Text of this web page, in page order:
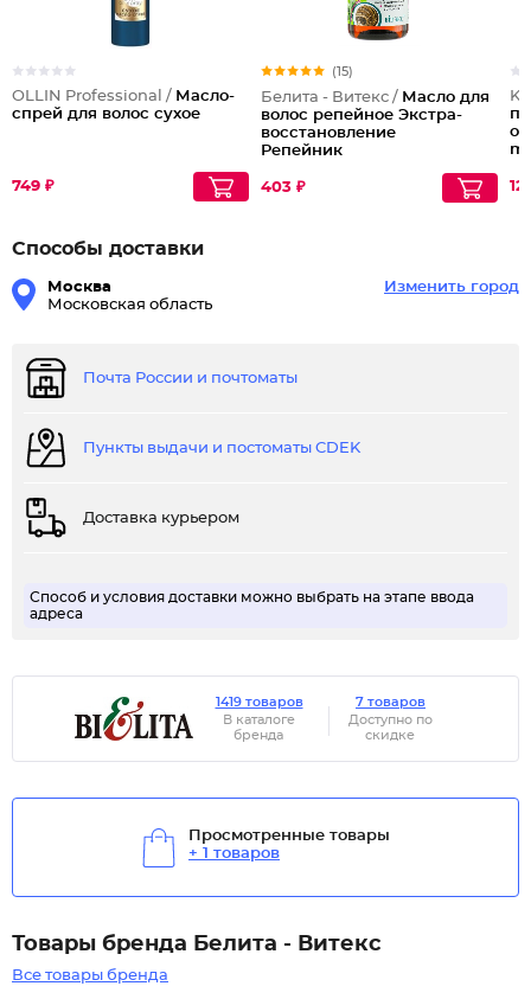
OLLIN Professional / Масло-
спрей для волос сухое
749 ₽
(15)
Белита - Витекс / Масло для
волос репейное Экстра-
восстановление
Репейник
403 ₽
Способы доставки
Москва
Московская область
Изменить город
Почта России и почтоматы
Пункты выдачи и постоматы CDEK
Доставка курьером
Способ и условия доставки можно выбрать на этапе ввода
адреса
1419 товаров
В каталоге
бренда
7 товаров
Доступно по
скидке
Просмотренные товары
+ 1 товаров
Товары бренда Белита - Витекс
Все товары бренда